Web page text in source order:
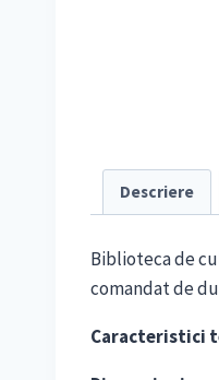
Descriere
Biblioteca de
comandat de
Caracteristici